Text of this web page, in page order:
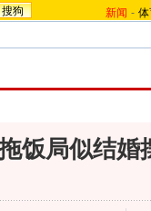
搜狗 新闻 -
饭局似结婚